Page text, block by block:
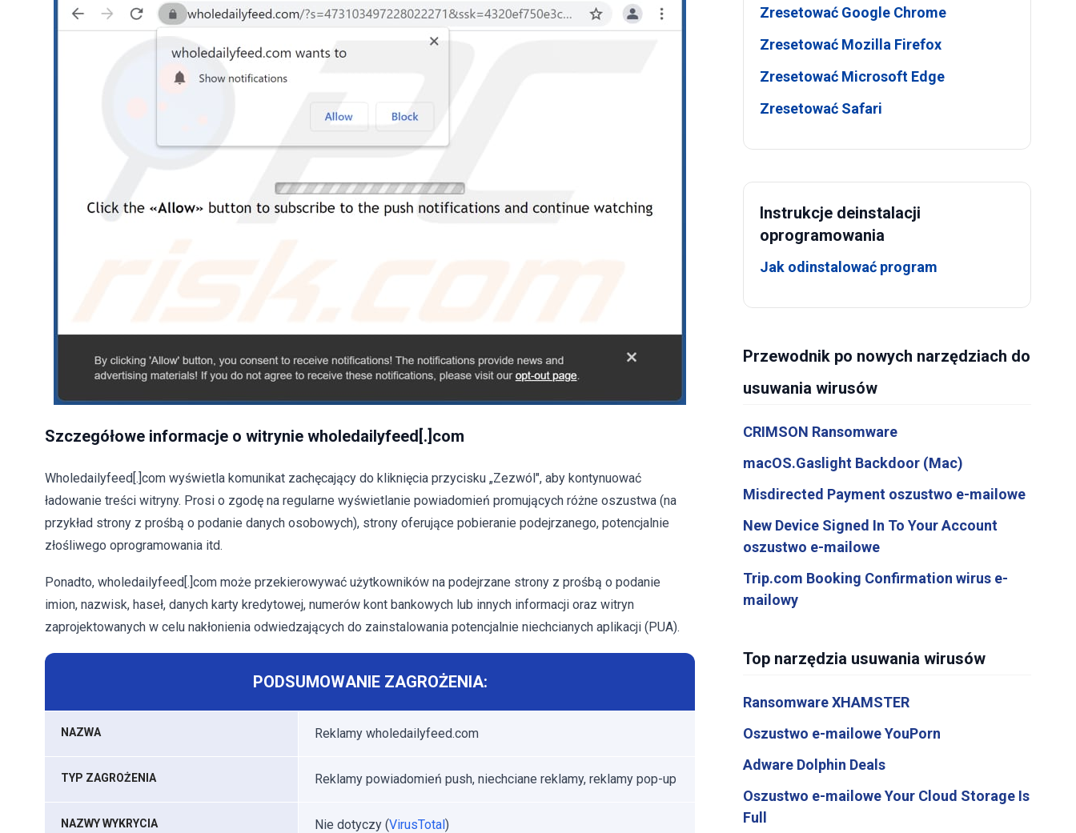
Szczegółowe informacje o witrynie wholedailyfeed[.]com
Wholedailyfeed[.]com wyświetla komunikat zachęcający do kliknięcia przycisku „Zezwól", aby kontynuować
ładowanie treści witryny. Prosi o zgodę na regularne wyświetlanie powiadomień promujących różne oszustwa (na
przykład strony z prośbą o podanie danych osobowych), strony oferujące pobieranie podejrzanego, potencjalnie
złośliwego oprogramowania itd.
Ponadto, wholedailyfeed[.]com może przekierowywać użytkowników na podejrzane strony z prośbą o podanie
imion, nazwisk, haseł, danych karty kredytowej, numerów kont bankowych lub innych informacji oraz witryn
zaprojektowanych w celu nakłonienia odwiedzających do zainstalowania potencjalnie niechcianych aplikacji (PUA).
PODSUMOWANIE ZAGROŻENIA:
NAZWA Reklamy wholedailyfeed.com
TYP ZAGROŻENIA Reklamy powiadomień push, niechciane reklamy, reklamy pop-up
NAZWY WYKRYCIA Nie dotyczy (VirusTotal)
Zresetować Google Chrome
Zresetować Mozilla Firefox
Zresetować Microsoft Edge
Zresetować Safari
Instrukcje deinstalacji
oprogramowania
Jak odinstalować program
Przewodnik po nowych narzędziach do
usuwania wirusów
CRIMSON Ransomware
macOS.Gaslight Backdoor (Mac)
Misdirected Payment oszustwo e-mailowe
New Device Signed In To Your Account
oszustwo e-mailowe
Trip.com Booking Confirmation wirus e-
mailowy
Top narzędzia usuwania wirusów
Ransomware XHAMSTER
Oszustwo e-mailowe YouPorn
Adware Dolphin Deals
Oszustwo e-mailowe Your Cloud Storage Is
Full